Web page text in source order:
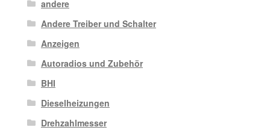
andere
Andere Treiber und Schalter
Anzeigen
Autoradios und Zubehör
BHI
Dieselheizungen
Drehzahlmesser